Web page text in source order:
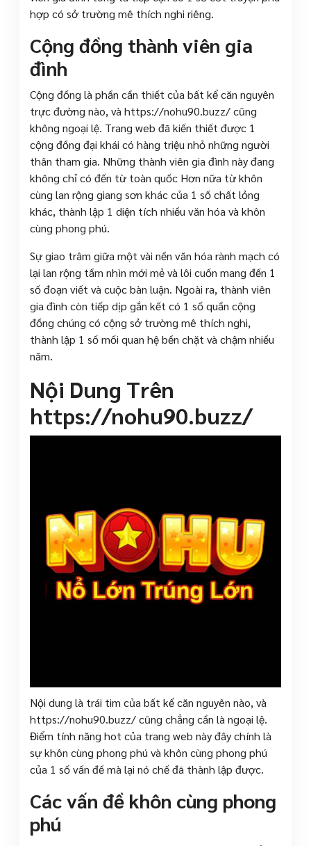
hợp có sở trường mê thích nghi riêng.
Cộng đồng thành viên gia
đình
Cộng đồng là phần cần thiết của bất kể căn nguyên
trực đường nào, và https://nohu90.buzz/ cũng
không ngoại lệ. Trang web đã kiến thiết được 1
cộng đồng đại khái có hàng triệu nhỏ những người
thân tham gia. Những thành viên gia đình này đang
không chỉ có đến từ toàn quốc Hơn nữa từ khôn
cùng lan rộng giang sơn khác của 1 số chất lỏng
khác, thành lập 1 diện tích nhiều văn hóa và khôn
cùng phong phú.
Sự giao trâm giữa một vài nền văn hóa rành mạch có
lại lan rộng tầm nhìn mới mẻ và lôi cuốn mang đến 1
số đoạn viết và cuộc bàn luận. Ngoài ra, thành viên
gia đình còn tiếp dịp gắn kết có 1 số quần cộng
đồng chúng có cộng sở trường mê thích nghi,
thành lập 1 số mối quan hệ bền chặt và chậm nhiều
năm.
Nội Dung Trên
https://nohu90.buzz/
Nội dung là trái tim của bất kể căn nguyên nào, và
https://nohu90.buzz/ cũng chẳng cần là ngoại lệ.
Điểm tính năng hot của trang web này đây chính là
sự khôn cùng phong phú và khôn cùng phong phú
của 1 số vấn đề mà lại nó chế đã thành lập được.
Các vấn đề khôn cùng phong
phú